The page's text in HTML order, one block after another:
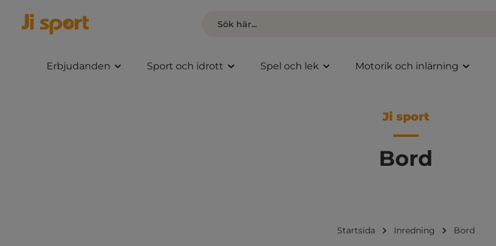
Erbjudanden Sport och idrott Spel och lek Motorik och inlärning
Ji sport
Bord
Startsida Inredning Bord